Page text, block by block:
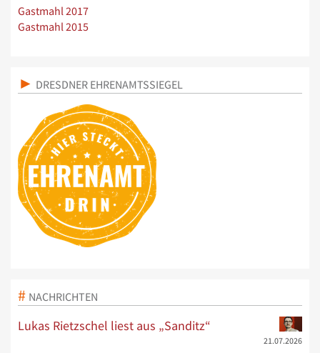
Gastmahl 2017
Gastmahl 2015
DRESDNER EHRENAMTSSIEGEL
NACHRICHTEN
Lukas Rietzschel liest aus „Sanditz“
21.07.2026